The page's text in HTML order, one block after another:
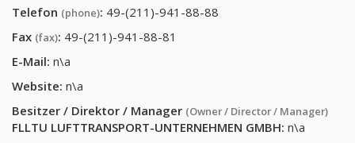
Telefon (phone): 49-(211)-941-88-88
Fax (fax): 49-(211)-941-88-81
E-Mail: n\a
Website: n\a
Besitzer / Direktor / Manager (Owner / Director / Manager)
FLLTU LUFTTRANSPORT-UNTERNEHMEN GMBH: n\a